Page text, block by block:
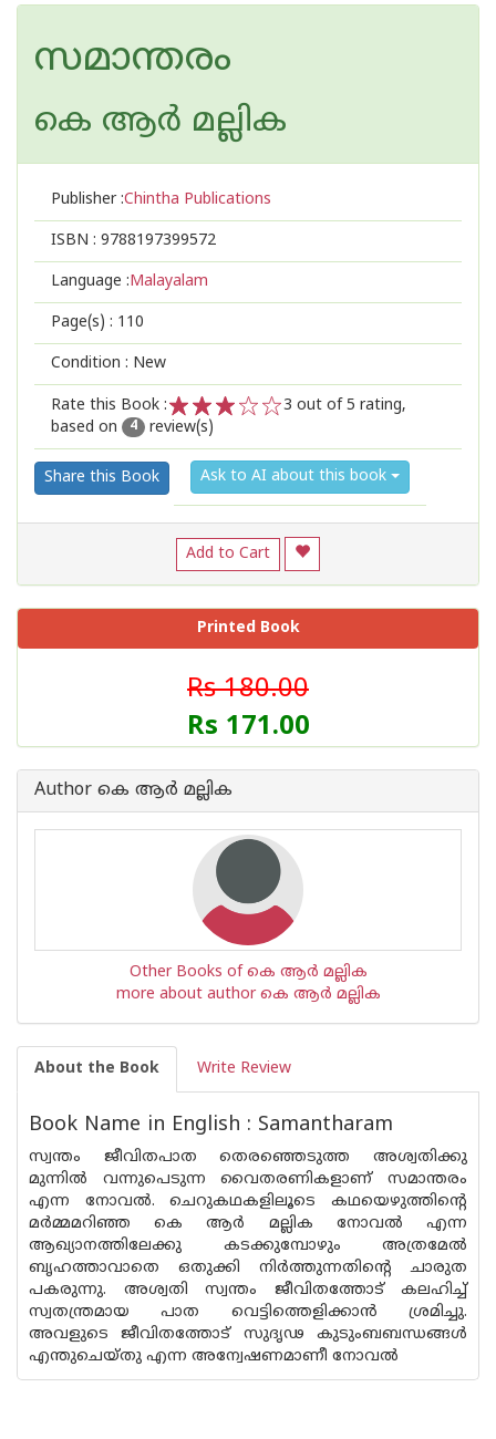
സമാന്തരം
കെ ആര്‍ മല്ലിക
Publisher :Chintha Publications
ISBN : 9788197399572
Language :Malayalam
Page(s) : 110
Condition : New
Rate this Book :
2
1
3 out of 5 rating,
based on
4 review(s)
Share this Book Ask to AI about this book
Add to Cart
Printed Book
Rs 180.00
Rs 171.00
Author കെ ആര്‍ മല്ലിക
Other Books of കെ ആര്‍ മല്ലിക
more about author കെ ആര്‍ മല്ലിക
About the Book Write Review
Book Name in English : Samantharam
സ്വന്തം ജീവിതപാത തെരഞ്ഞെടുത്ത അശ്വതിക്കു
മുന്നില്‍ വന്നുപെടുന്ന വൈതരണികളാണ് സമാന്തരം
എന്ന നോവല്‍. ചെറുകഥകളിലൂടെ കഥയെഴുത്തിന്റെ
മര്‍മ്മമറിഞ്ഞ കെ ആര്‍ മല്ലിക നോവല്‍ എന്ന
ആഖ്യാനത്തിലേക്കു കടക്കുമ്പോഴും അത്രമേല്‍
ബൃഹത്താവാതെ ഒതുക്കി നിര്‍ത്തുന്നതിന്റെ ചാരുത
പകരുന്നു. അശ്വതി സ്വന്തം ജീവിതത്തോട് കലഹിച്ച്
സ്വതന്ത്രമായ പാത വെട്ടിത്തെളിക്കാന്‍ ശ്രമിച്ചു.
അവളുടെ ജീവിതത്തോട് സുദൃഢ കുടുംബബന്ധങ്ങള്‍
എന്തുചെയ്തു എന്ന അന്വേഷണമാണീ നോവല്‍